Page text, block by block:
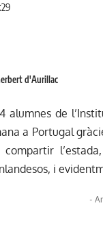
d'Aurillac
alumnes de
a Portugal
i
-